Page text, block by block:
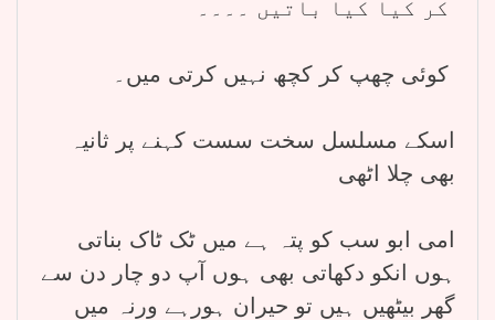
اسکے مسلسل سخت سست کہنے پر ثانیہ
بھی چلا اٹھی
امی ابو سب کو پتہ ہے میں ٹک ٹاک بناتی
ہوں انکو دکھاتی بھی ہوں آپ دو چار دن سے
گھر بیٹھیں ہیں تو حیران ہورہے ورنہ میں